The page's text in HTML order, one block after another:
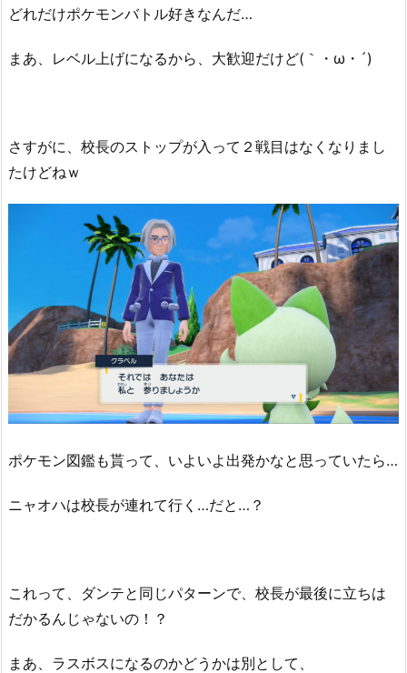
どれだけポケモンバトル好きなんだ…
まあ、レベル上げになるから、大歓迎だけど(｀・ω・´)
さすがに、校長のストップが入って２戦目はなくなりまし
たけどねｗ
ポケモン図鑑も貰って、いよいよ出発かなと思っていたら…
ニャオハは校長が連れて行く…だと…？
これって、ダンテと同じパターンで、校長が最後に立ちは
だかるんじゃないの！？
まあ、ラスボスになるのかどうかは別として、